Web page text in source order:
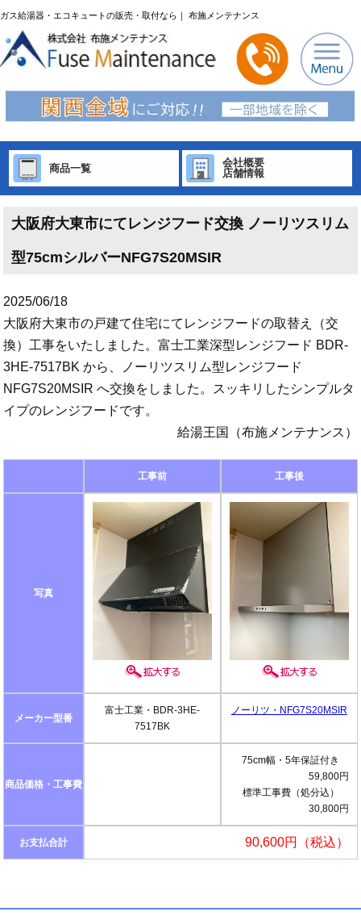
ガス給湯器・エコキュートの販売・取付なら｜ 布施メンテナンス
商品一覧
会社概要
店舗情報
大阪府大東市にてレンジフード交換 ノーリツスリム
型75cmシルバーNFG7S20MSIR
2025/06/18
大阪府大東市の戸建て住宅にてレンジフードの取替え（交
換）工事をいたしました。富士工業深型レンジフード BDR-
3HE-7517BK から、ノーリツスリム型レンジフード
NFG7S20MSIR へ交換をしました。スッキリしたシンプルタ
イプのレンジフードです。
給湯王国（布施メンテナンス）
工事前 工事後
写真
メーカー型番
富士工業・BDR-3HE-
7517BK
ノーリツ・NFG7S20MSIR
商品価格・工事費
75cm幅・5年保証付き
59,800円
標準工事費（処分込）
30,800円
お支払合計 90,600円（税込）